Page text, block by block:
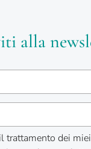
alla
trattamento dei